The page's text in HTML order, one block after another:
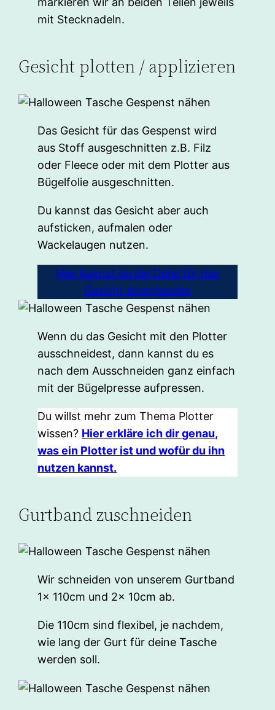
mit Stecknadeln.
Gesicht plotten / applizieren
Das Gesicht für das Gespenst wird
aus Stoff ausgeschnitten z.B. Filz
oder Fleece oder mit dem Plotter aus
Bügelfolie ausgeschnitten.
Du kannst das Gesicht aber auch
aufsticken, aufmalen oder
Wackelaugen nutzen.
Hier kannst du die Datei für das
Gesicht downloaden
Wenn du das Gesicht mit den Plotter
ausschneidest, dann kannst du es
nach dem Ausschneiden ganz einfach
mit der Bügelpresse aufpressen.
Du willst mehr zum Thema Plotter
wissen? Hier erkläre ich dir genau,
was ein Plotter ist und wofür du ihn
nutzen kannst.
Gurtband zuschneiden
Wir schneiden von unserem Gurtband
1x 110cm und 2x 10cm ab.
Die 110cm sind flexibel, je nachdem,
wie lang der Gurt für deine Tasche
werden soll.